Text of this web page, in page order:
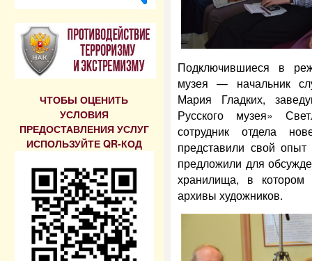
ЧТОБЫ ОЦЕНИТЬ
УСЛОВИЯ
ПРЕДОСТАВЛЕНИЯ УСЛУГ
ИСПОЛЬЗУЙТЕ QR-КОД
Подключившиеся в
музея — начальник
Мария Гладких,
Русского музея»
сотрудник отдела
представили свой
предложили для
хранилища, в котором
архивы художников.